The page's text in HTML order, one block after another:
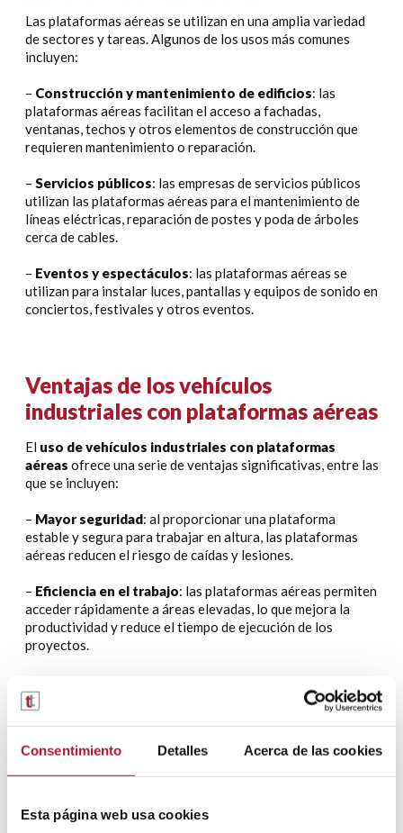
Consentimiento Detalles Acerca de las cookies
Esta página web usa cookies
Las plataformas aéreas se utilizan en una amplia variedad
de sectores y tareas. Algunos de los usos más comunes
incluyen:
– Construcción y mantenimiento de edificios: las
plataformas aéreas facilitan el acceso a fachadas,
ventanas, techos y otros elementos de construcción que
requieren mantenimiento o reparación.
– Servicios públicos: las empresas de servicios públicos
utilizan las plataformas aéreas para el mantenimiento de
líneas eléctricas, reparación de postes y poda de árboles
cerca de cables.
– Eventos y espectáculos: las plataformas aéreas se
utilizan para instalar luces, pantallas y equipos de sonido en
conciertos, festivales y otros eventos.
Ventajas de los vehículos
industriales con plataformas aéreas
El uso de vehículos industriales con plataformas
aéreas ofrece una serie de ventajas significativas, entre las
que se incluyen:
– Mayor seguridad: al proporcionar una plataforma
estable y segura para trabajar en altura, las plataformas
aéreas reducen el riesgo de caídas y lesiones.
– Eficiencia en el trabajo: las plataformas aéreas permiten
acceder rápidamente a áreas elevadas, lo que mejora la
productividad y reduce el tiempo de ejecución de los
proyectos.
ideales para acceder a áreas estrechas, angostas o de difícil
acceso, donde las escaleras y los andamios convencionales
Losvehículos industriales con plataformas aéreas
que ofrecen acceso seguro y eficiente a alturas elevadas.